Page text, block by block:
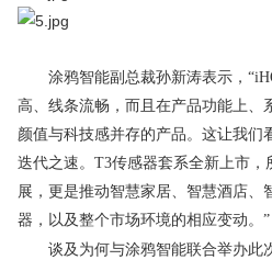
涂鸦智能副总裁孙新涛表示，“
高、线条流畅，而且在产品功能上、
颜值与科技感并存的产品。这让我们
迭代之速。T3传感器套系全新上市，
展，更是推动智慧家居、智慧酒店、
器，以及整个市场环境的相应变动。”
谈及为何与涂鸦智能联合举办此